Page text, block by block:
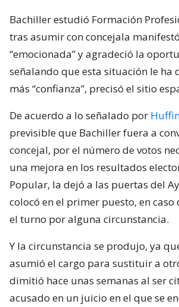
Bachiller estudió Formación
tras asumir con concejala
“emocionada” y agradeció la
señalando que esta situación le ha
más “confianza”, precisó el sitio
De acuerdo a lo señalado por
previsible que Bachiller fuera a
concejal, por el número de votos
una mejora en los resultados
Popular, la dejó a las puertas del
colocó en el primer puesto, en
el turno por alguna circunstancia.
Y la circunstancia se produjo, ya
asumió el cargo para sustituir a
dimitió hace unas semanas al ser
acusado en un juicio en el que se